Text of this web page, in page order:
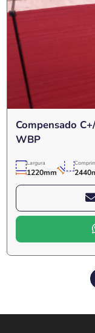
Compensado
WBP
Largura
1220mm